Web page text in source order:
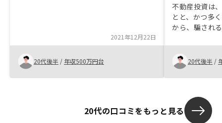
2021年12月22日
20代後半 / 年収500万円台
不動産投資は
とと、かつ多
から、騙され
かりやすく説
ろんな手続き
たので、不動
てつけだと思う
20代後半 /
20代の口コミをもっと見る